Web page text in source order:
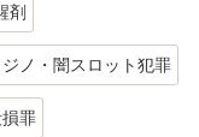
剤
ノ・闇スロット犯罪
罪